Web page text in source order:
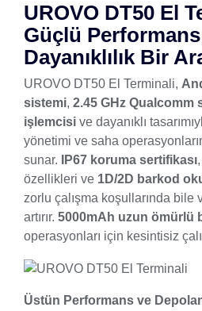
UROVO DT50 El
Güçlü
Dayanıklılık Bir
UROVO DT50 El Terminali,
sistemi, 2.45 GHz Qualcomm
işlemcisi ve dayanıklı
yönetimi ve saha
sunar.
IP67 koruma sertifikası
özellikleri ve 1D/2D barkod
zorlu çalışma koşullarında bile
artırır. 5000mAh uzun ömürlü
operasyonları için kesintisiz
Üstün Performans ve